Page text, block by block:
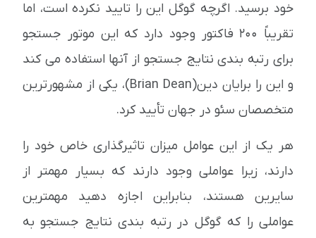
خود برسید. اگرچه گوگل این را تایید نکرده است، اما
تقریباً 200 فاکتور وجود دارد که این موتور جستجو
برای رتبه بندی نتایج جستجو از آنها استفاده می کند
و این را برایان دین(Brian Dean)، یکی از مشهورترین
متخصصان سئو در جهان تأیید کرد.
هر یک از این عوامل میزان تاثیرگذاری خاص خود را
دارند، زیرا عواملی وجود دارند که بسیار مهمتر از
سایرین هستند، بنابراین اجازه دهید مهمترین
عواملی را که گوگل در رتبه بندی نتایج جستجو به